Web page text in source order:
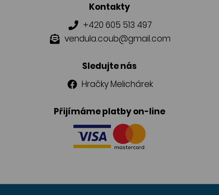
Kontakty
+420 605 513 497
vendula.coub@gmail.com
Sledujte nás
Hračky Melichárek
Přijímáme platby on-line